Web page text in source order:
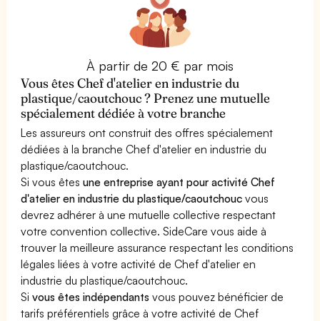
À partir de 20 € par mois
Vous êtes Chef d'atelier en industrie du
plastique/caoutchouc ? Prenez une mutuelle
spécialement dédiée à votre branche
Les assureurs ont construit des offres spécialement
dédiées à la branche Chef d'atelier en industrie du
plastique/caoutchouc.
Si vous êtesune entreprise ayant pour activité Chef
d'atelier en industrie du plastique/caoutchouc vous
devrez adhérer à une mutuelle collective respectant
votre convention collective. SideCare vous aide à
trouver la meilleure assurance respectant les conditions
légales liées à votre activité de Chef d'atelier en
industrie du plastique/caoutchouc.
Sivous êtes indépendants vous pouvez bénéficier de
tarifs préférentiels grâce à votre activité de Chef